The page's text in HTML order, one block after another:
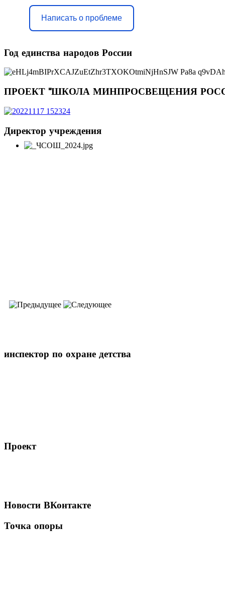
Написать о проблеме
Год единства народов России
ПРОЕКТ "ШКОЛА МИНПРОСВЕЩЕНИЯ
Директор учреждения
инспектор по охране детства
Проект
Новости ВКонтакте
Точка опоры